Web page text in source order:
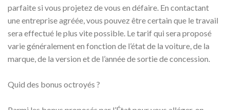
parfaite si vous projetez de vous en défaire. En contactant
une entreprise agréée, vous pouvez être certain que le travail
sera effectué le plus vite possible. Le tarif qui sera proposé
varie généralement en fonction de l’état de la voiture, de la
marque, de la version et de l’année de sortie de concession.
Quid des bonus octroyés ?